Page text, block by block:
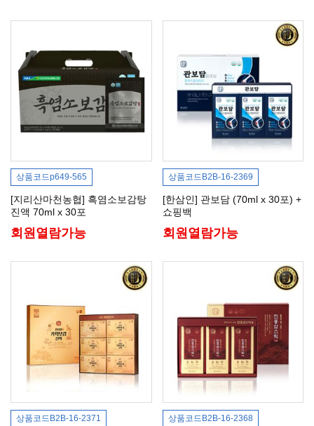
상품코드p649-565
[지리산마천농협] 흑염소보감탕
진액 70ml x 30포
회원열람가능
상품코드 B2B-16-2369
[한삼인] 관보담 (70ml x 30포) +
쇼핑백
회원열람가능
상품코드 B2B-16-2371 상품코드 B2B-16-2368